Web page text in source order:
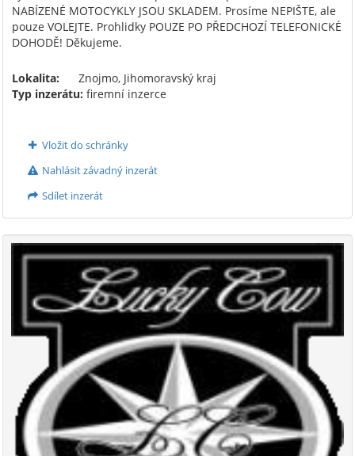
NABÍZENÉ MOTOCYKLY JSOU SKLADEM. Prosíme NEPIŠTE, ale
pouze VOLEJTE. Prohlidky POUZE PO PŘEDCHOZÍ TELEFONICKÉ
DOHODĚ! Děkujeme.
Lokalita:
Znojmo, Jihomoravský kraj
Typ inzerátu: firemní inzerce
Vložit do schránky
Nahlásit závadný inzerát
Sdílet inzerát